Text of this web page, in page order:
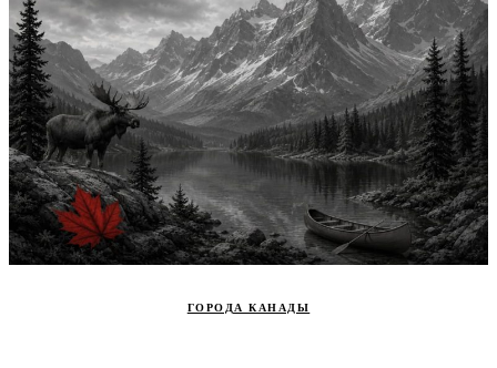
ГОРОДА КАНАДЫ